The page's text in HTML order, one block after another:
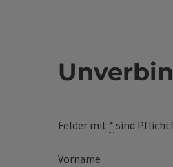
Felder mit * sind
Vorname